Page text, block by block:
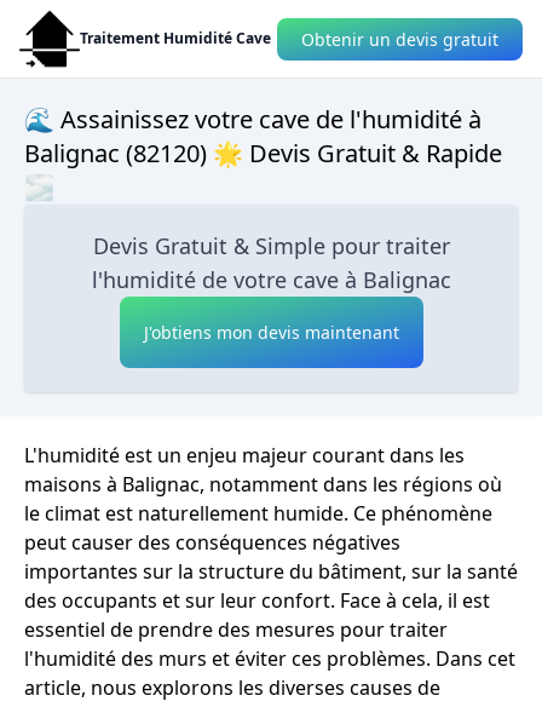
Traitement Humidité Cave Obtenir un devis gratuit
🌊 Assainissez votre cave de l'humidité à
Balignac (82120) 🌟 Devis Gratuit & Rapide
🌫
Devis Gratuit & Simple pour traiter
l'humidité de votre cave à Balignac
J'obtiens mon devis maintenant
L'humidité est un enjeu majeur courant dans les
maisons à Balignac, notamment dans les régions où
le climat est naturellement humide. Ce phénomène
peut causer des conséquences négatives
importantes sur la structure du bâtiment, sur la santé
des occupants et sur leur confort. Face à cela, il est
essentiel de prendre des mesures pour traiter
l'humidité des murs et éviter ces problèmes. Dans cet
article, nous explorons les diverses causes de